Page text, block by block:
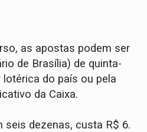
as apostas podem ser
de Brasília) de quinta-
do país ou pela
da Caixa.
seis dezenas, custa R$ 6.